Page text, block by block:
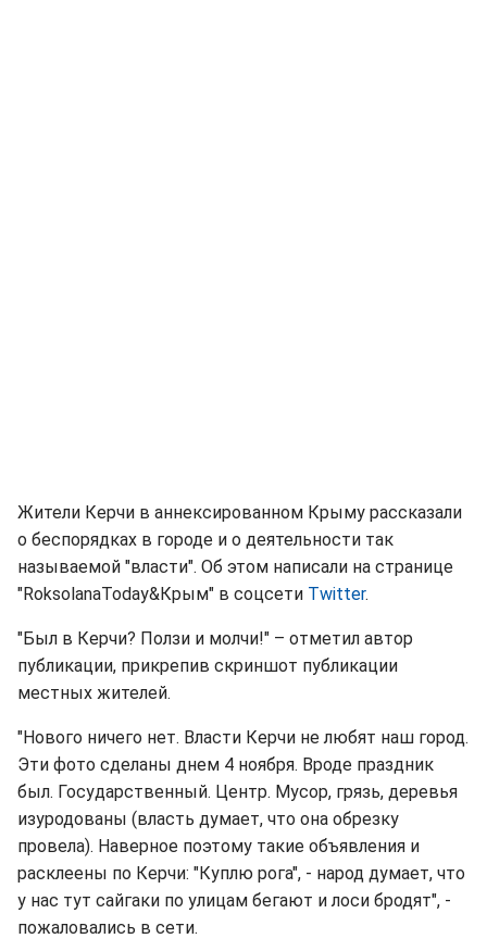
Жители Керчи в аннексированном Крыму рассказали
о беспорядках в городе и о деятельности так
называемой "власти". Об этом написали на странице
"RoksolanaToday&Крым‏" в соцсети Twitter.
"Был в Керчи? Ползи и молчи!" – отметил автор
публикации, прикрепив скриншот публикации
местных жителей.
"Нового ничего нет. Власти Керчи не любят наш город.
Эти фото сделаны днем 4 ноября. Вроде праздник
был. Государственный. Центр. Мусор, грязь, деревья
изуродованы (власть думает, что она обрезку
провела). Наверное поэтому такие объявления и
расклеены по Керчи: "Куплю рога", - народ думает, что
у нас тут сайгаки по улицам бегают и лоси бродят", -
пожаловались в сети.